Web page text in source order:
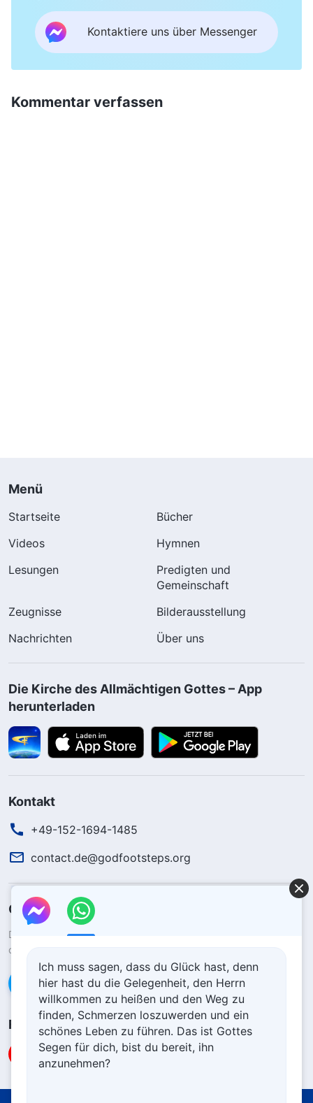
Kontaktiere uns über Messenger
Kommentar verfassen
Menü
Startseite
Bücher
Videos
Hymnen
Lesungen
Predigten und
Gemeinschaft
Zeugnisse
Bilderausstellung
Nachrichten
Über uns
Die Kirche des Allmächtigen Gottes – App
herunterladen
Kontakt
+49-152-1694-1485
contact.de@godfootsteps.org
Gottes Königreich ist herabgekommen
Das Königreich ist auf die Erde herabgekommen! Möchtest du
das Königreich Gottes betreten?
Kontaktiere uns über WhatsApp
Folge uns
Ich muss sagen, dass du Glück hast, denn
hier hast du die Gelegenheit, den Herrn
willkommen zu heißen und den Weg zu
finden, Schmerzen loszuwerden und ein
schönes Leben zu führen. Das ist Gottes
Segen für dich, bist du bereit, ihn
anzunehmen?